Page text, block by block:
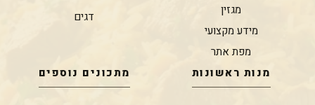
מגזין
מידע מקצועי
מפת אתר
דגים
מנות ראשונות מתכונים נוספים